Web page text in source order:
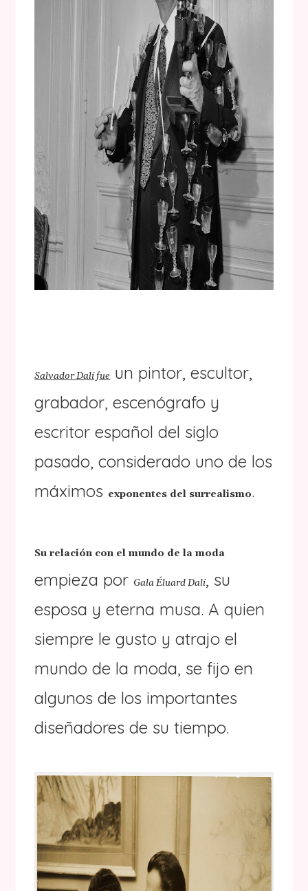
Salvador Dalí fue un pintor, escultor,
grabador, escenógrafo y
escritor español del siglo
pasado, considerado uno de los
máximos exponentes del surrealismo.
Su relación con el mundo de la moda
empieza por Gala Éluard Dalí, su
esposa y eterna musa. A quien
siempre le gusto y atrajo el
mundo de la moda, se fijo en
algunos de los importantes
diseñadores de su tiempo.